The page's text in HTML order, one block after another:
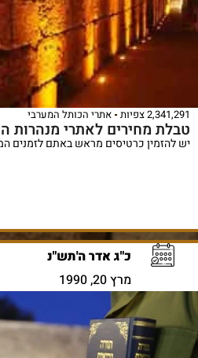
2,341,291 צפיות אתרי הכותל המערבי
טבלת מחירים לאתרי מנהרות
יש להזמין כרטיסים מראש באתם לזמנים
כ"ג אדר ה'תש"נ
מרץ 20, 1990